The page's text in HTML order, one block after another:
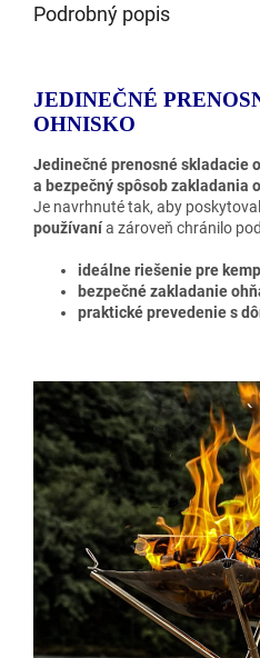
Podrobný popis
JEDINEČNÉ
OHNISKO
Jedinečné prenosné skladacie
a bezpečný spôsob zakladania
Je navrhnuté tak, aby
používanía zároveň chránilo
ideálne riešenie pre
bezpečné zakladanie
praktické prevedenie s